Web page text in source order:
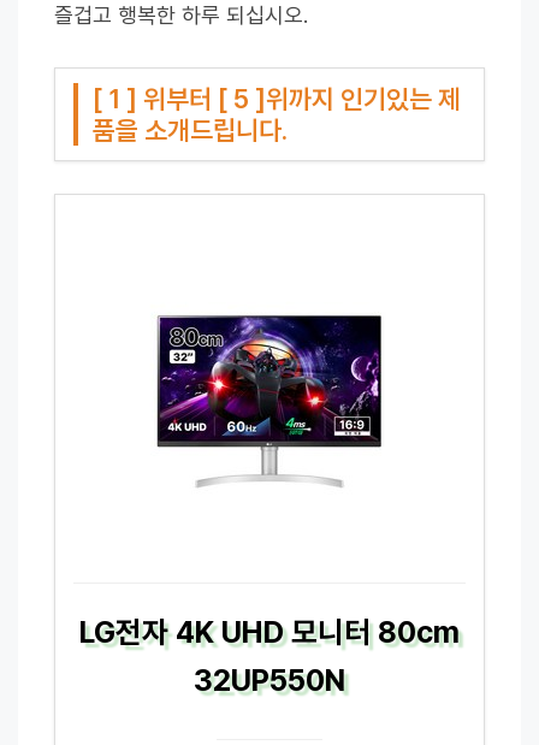
즐겁고 행복한 하루 되십시오.
[ 1 ] 위부터 [ 5 ]위까지 인기있는 제
품을 소개드립니다.
LG전자 4K UHD 모니터 80cm
32UP550N